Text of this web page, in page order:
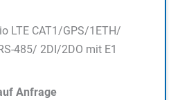
LTE CAT1/GPS/1ETH/
485/ 2DI/2DO mit E1
Anfrage